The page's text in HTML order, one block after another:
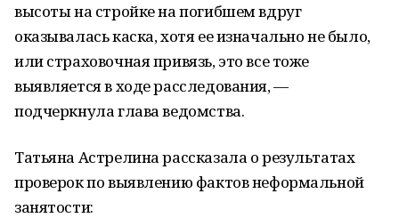
высоты на стройке на погибшем вдруг
оказывалась каска, хотя ее изначально не было,
или страховочная привязь, это все тоже
выявляется в ходе расследования, —
подчеркнула глава ведомства.
Татьяна Астрелина рассказала о результатах
проверок по выявлению фактов неформальной
занятости: